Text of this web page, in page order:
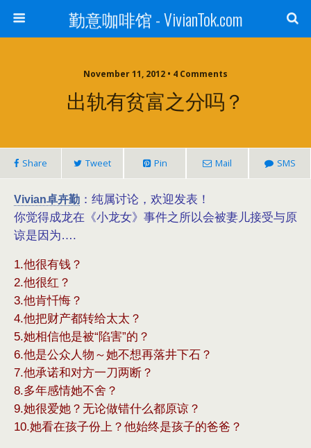
勤意咖啡馆 - VivianTok.com
November 11, 2012 • 4 Comments
出轨有贫富之分吗？
Share Tweet Pin Mail SMS
Vivian卓卉勤 ：纯属讨论，欢迎发表！
你觉得成龙在《小龙女》事件之所以会被妻儿接受与原
谅是因为….
1.他很有钱？
2.他很红？
3.他肯忏悔？
4.他把财产都转给太太？
5.她相信他是被“陷害”的？
6.他是公众人物～她不想再落井下石？
7.他承诺和对方一刀两断？
8.多年感情她不舍？
9.她很爱她？无论做错什么都原谅？
10.她看在孩子份上？他始终是孩子的爸爸？